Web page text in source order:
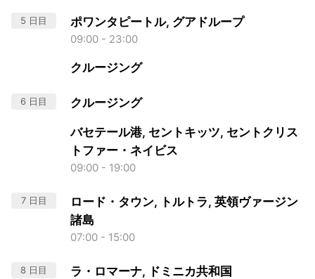
5 日目 ポワンタピートル, グアドループ
09:00 - 23:00
クルージング
6 日目 クルージング
バセテール港, セントキッツ, セントクリス
トファー・ネイビス
09:00 - 19:00
7 日目
ロード・タウン, トルトラ, 英領ヴァージン
諸島
07:00 - 15:00
8 日目 ラ・ロマーナ, ドミニカ共和国